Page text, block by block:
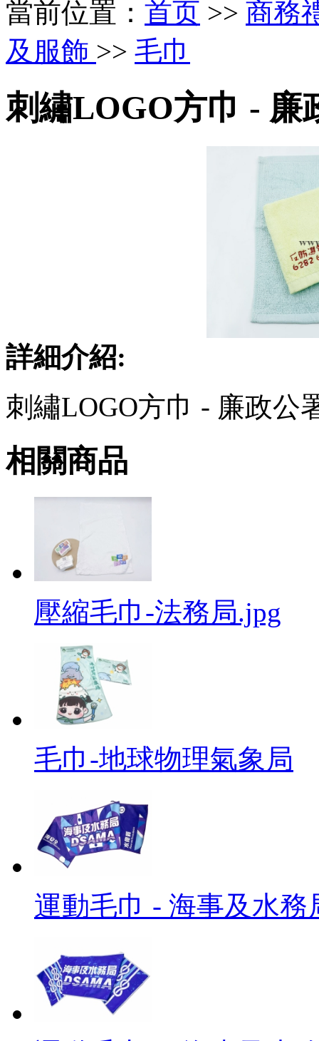
當前位置： 首页 >> 商務
及服飾 >> 毛巾
刺繡LOGO方巾 - 廉
詳細介紹:
刺繡LOGO方巾 - 廉政公
相關商品
壓縮毛巾-法務局.jpg
毛巾-地球物理氣象局
運動毛巾 - 海事及水務